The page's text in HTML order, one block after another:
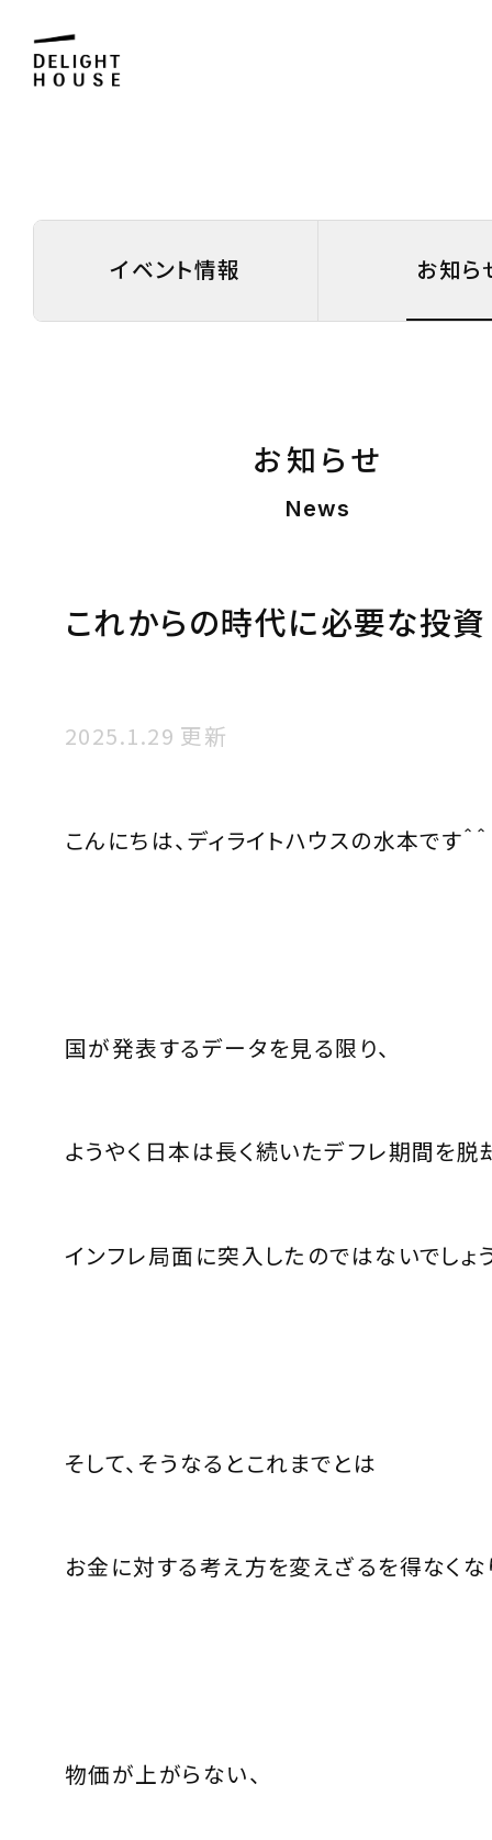
イベント情報 お知ら
お知らせ
News
これからの時代に必要な投資
2025.1.29 更新
こんにちは、ディライトハウスの水本です＾＾
国が発表するデータを見る限り、
ようやく日本は長く続いたデフレ期間を脱
インフレ局面に突入したのではないでしょ
そして、そうなるとこれまでとは
お金に対する考え方を変えざるを得なくな
物価が上がらない、